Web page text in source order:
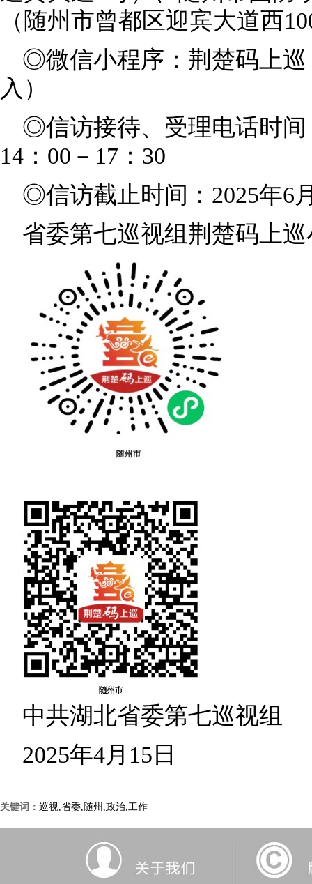
（随州市曾都区迎宾大道西
◎微信小程序：荆楚码上
入）
◎信访接待、受理电话时间
14：00－17：30
◎信访截止时间：2025年6
省委第七巡视组荆楚码上
中共湖北省委第七巡视组
2025年4月15日
关键词： 巡视,省委,随州,政治,工作